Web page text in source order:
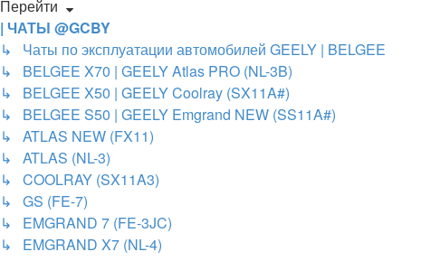
Перейти
| ЧАТЫ @GCBY
↳ Чаты по эксплуатации автомобилей GEELY | BELGEE
↳ BELGEE X70 | GEELY Atlas PRO (NL-3B)
↳ BELGEE X50 | GEELY Coolray (SX11A#)
↳ BELGEE S50 | GEELY Emgrand NEW (SS11A#)
↳ ATLAS NEW (FX11)
↳ ATLAS (NL-3)
↳ COOLRAY (SX11A3)
↳ GS (FE-7)
↳ EMGRAND 7 (FE-3JC)
↳ EMGRAND X7 (NL-4)